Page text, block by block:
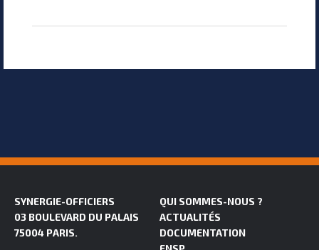
SYNERGIE-OFFICIERS
03 BOULEVARD DU PALAIS
75004 PARIS.
QUI SOMMES-NOUS ?
ACTUALITÉS
DOCUMENTATION